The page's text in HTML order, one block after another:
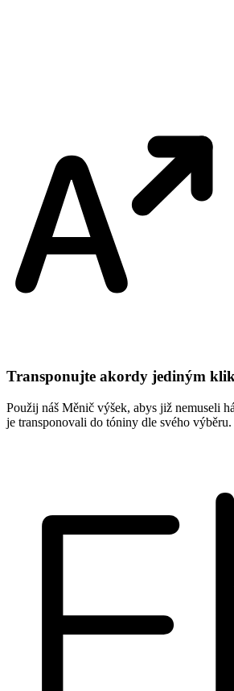
Transponujte akordy jediným
Použij náš Měnič výšek, abys již nemuseli
je transponovali do tóniny dle svého výběru.